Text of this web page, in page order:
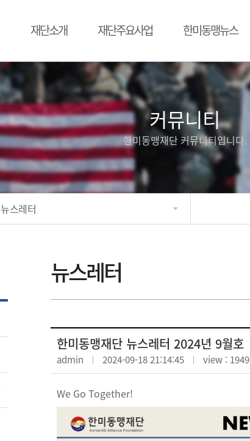
재단소개 재단주요사업 한미동맹뉴스
커뮤니티
한미동맹재단 커뮤니티입니다.
뉴스레터
뉴스레터
한미동맹재단 뉴스레터 2024년 9월호
admin 2024-09-18 21:14:45 view : 1949
We Go Together!